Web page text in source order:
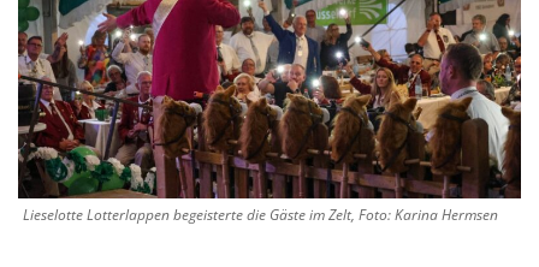
Lieselotte Lotterlappen begeisterte die Gäste im Zelt, Foto: Karina Hermsen